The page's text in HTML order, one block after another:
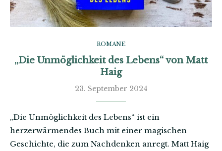
ROMANE
„Die Unmöglichkeit des Lebens“ von Matt
Haig
23. September 2024
„Die Unmöglichkeit des Lebens“ ist ein
herzerwärmendes Buch mit einer magischen
Geschichte, die zum Nachdenken anregt. Matt Haig